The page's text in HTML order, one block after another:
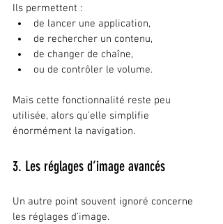
Ils permettent :
de lancer une application,
de rechercher un contenu,
de changer de chaîne,
ou de contrôler le volume.
Mais cette fonctionnalité reste peu
utilisée, alors qu’elle simplifie
énormément la navigation.
3. Les réglages d’image avancés
Un autre point souvent ignoré concerne
les réglages d’image.